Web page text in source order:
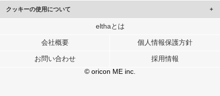
クッキーの使用について
このサイトでは Cookie を使用して、ユーザーに合わせたコンテンツや広告の
行っています。
メディアや広告配信、データ解析の各パートナーに提供しています。
ユーザーが各パートナーのサービスを使用したときに収集した他の情報を組み
elthaとは
会社概要 個人情報保護方針
お問い合わせ
採用情報
© oricon ME inc.